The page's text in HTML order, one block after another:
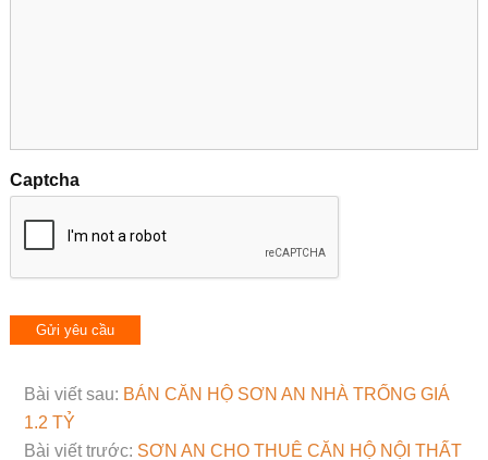
Captcha
Bài viết sau: BÁN CĂN HỘ SƠN AN NHÀ TRỐNG GIÁ
1.2 TỶ
Bài viết trước: SƠN AN CHO THUÊ CĂN HỘ NỘI THẤT